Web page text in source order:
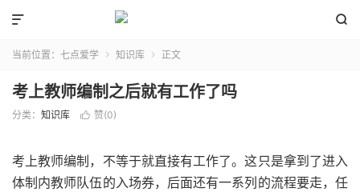


当前位置： 七点爱学  知识库  正文
考上教师编制之后就有工作了吗
分类： 知识库  赞(0)
考上教师编制，不等于就直接有工作了。这只是拿到了进入
体制内教师队伍的入场券，后面还有一系列的流程要走，任